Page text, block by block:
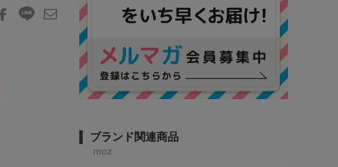
ブランド関連商品
moz